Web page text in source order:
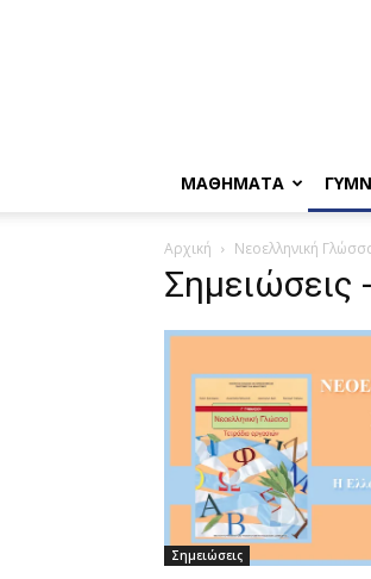
ΜΑΘΗΜΑΤΑ
Αρχική Νεοελληνική
Σημειώσεις
Σημειώσεις